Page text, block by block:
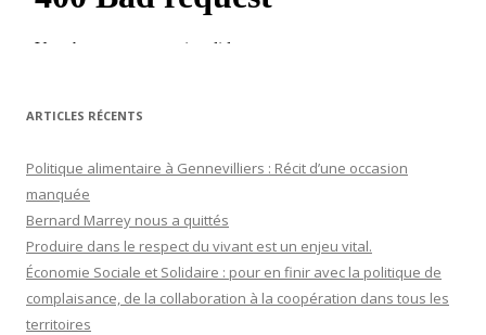
ARTICLES RÉCENTS
Politique alimentaire à Gennevilliers : Récit d’une occasion
manquée
Bernard Marrey nous a quittés
Produire dans le respect du vivant est un enjeu vital.
Économie Sociale et Solidaire : pour en finir avec la politique de
complaisance, de la collaboration à la coopération dans tous les
territoires